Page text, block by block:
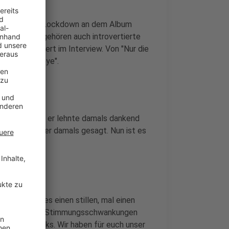
vor dem Lockdown an dem Album
es gehören auch introvertierte
Bangert im Interview. Von "Nur die
Goodbye".
er lehnte damals dankend
habe er damals gesagt. Nun ist es
- mal gibt es einen stillen, mal einen
Diese Stimmungsschwankungen
Tracks. Wir haben für euch unser